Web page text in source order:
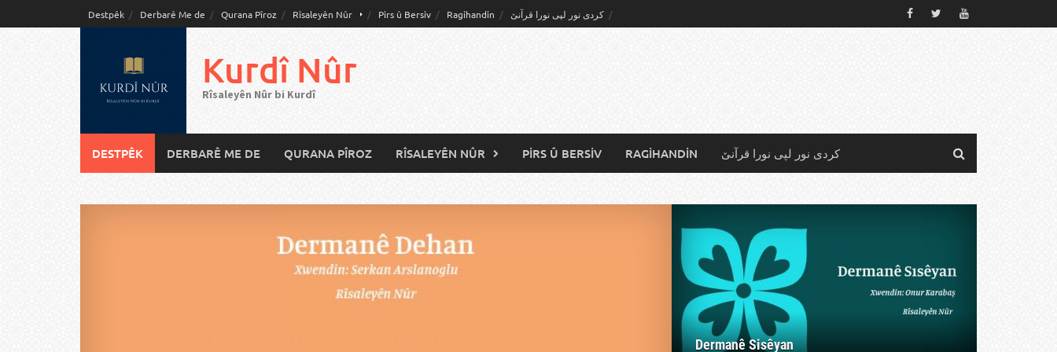
to
Destpêk Derbarê Me de Qurana Pîroz Rîsaleyên Nûr Pirs û Bersiv Ragihandin کردی نور لپی نورا قرآنێ
Kurdî Nûr
Rîsaleyên Nûr bi Kurdî
DESTPÊK DERBARÊ ME DE QURANA PÎROZ RÎSALEYÊN NÛR PIRS Û BERSIV RAGIHANDIN کردی نور لپی نورا قرآنێ
Dermanê Sisêyan